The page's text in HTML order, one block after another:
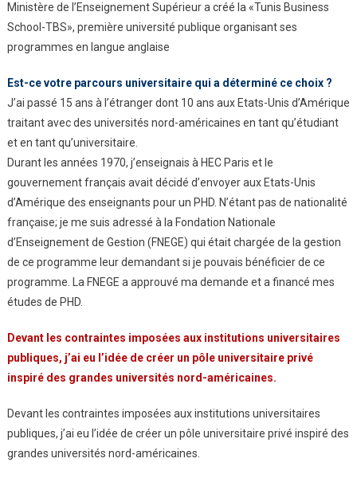
Ministère de l’Enseignement Supérieur a créé la «Tunis Business
School-TBS», première université publique organisant ses
programmes en langue anglaise
Est-ce votre parcours universitaire qui a déterminé ce choix ?
J’ai passé 15 ans à l’étranger dont 10 ans aux Etats-Unis d’Amérique
traitant avec des universités nord-américaines en tant qu’étudiant
et en tant qu’universitaire.
Durant les années 1970, j’enseignais à HEC Paris et le
gouvernement français avait décidé d’envoyer aux Etats-Unis
d’Amérique des enseignants pour un PHD. N’étant pas de nationalité
française; je me suis adressé à la Fondation Nationale
d’Enseignement de Gestion (FNEGE) qui était chargée de la gestion
de ce programme leur demandant si je pouvais bénéficier de ce
programme. La FNEGE a approuvé ma demande et a financé mes
études de PHD.
Devant les contraintes imposées aux institutions universitaires
publiques, j’ai eu l’idée de créer un pôle universitaire privé
inspiré des grandes universités nord-américaines.
Devant les contraintes imposées aux institutions universitaires
publiques, j’ai eu l’idée de créer un pôle universitaire privé inspiré des
grandes universités nord-américaines.